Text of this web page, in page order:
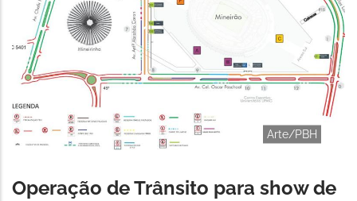
Arte/PBH
Operação de Trânsito para show de